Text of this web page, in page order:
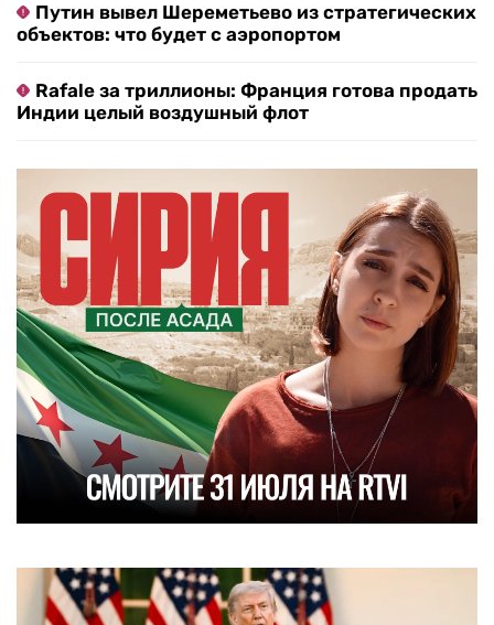
Путин вывел Шереметьево из стратегических
объектов: что будет с аэропортом
Rafale за триллионы: Франция готова продать
Индии целый воздушный флот